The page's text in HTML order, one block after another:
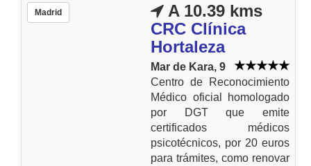
Madrid
A 10.39 kms
CRC Clínica
Hortaleza
Mar de Kara, 9
Centro de Reconocimiento
Médico oficial homologado
por DGT que emite
certificados médicos
psicotécnicos, por 20 euros
para trámites, como renovar